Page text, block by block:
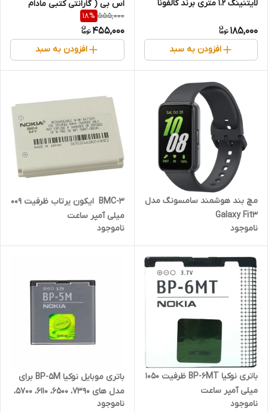
لایتنینگ 1.2 متری برند کالفونا
185,000
افزودن به سبد
اس بی ( گارانتی کتبی مادام
العمر)
555,000
18%
455,000
افزودن به سبد
مچ بند هوشمند سامسونگ مدل
Galaxy Fit3
ناموجود
باتری ⁦نوکیا ⁩ ⁦BMC-3⁩ ظرفیت ۹۰۰
⁦میلی آمپر ساعت
ناموجود
باتری نوکیا BP-6MT ظرفیت 1050
میلی آمپر ساعت
ناموجود
باتری موبایل نوکیا BP-5M برای
مدل های 7390، 6500، 6110، 5700،
5610، 8600
ناموجود